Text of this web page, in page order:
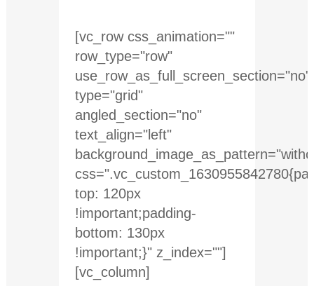
[vc_row css_animation=""
row_type="row"
use_row_as_full_screen_section="no"
type="grid"
angled_section="no"
text_align="left"
top: 120px
!important;padding-
bottom: 130px
!important;}" z_index=""]
[vc_column]